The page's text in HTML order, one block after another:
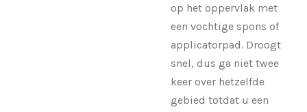
op het oppervlak met
een vochtige spons of
applicatorpad. Droogt
snel, dus ga niet twee
keer over hetzelfde
gebied totdat u een